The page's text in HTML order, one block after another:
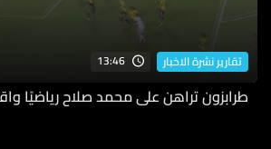
تقارير نشرة الاخبار 13:46
طرابزون تراهن على محمد صلاح رياضيًا